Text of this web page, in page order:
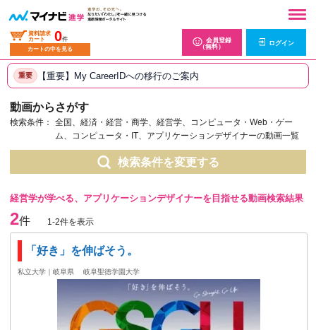
資料請求
カート
0件
カートの中を見る
会員登録
（無料）
ログイン
重要 【重要】My CareerIDへの移行のご案内
動画からさがす
検索条件：
全国、経済・経営・商学、経営学、コンピュータ・Web・ゲー
ム、コンピュータ・IT、アプリケーションデザイナーの動画一覧
検索条件を変更する
経営学が学べる、アプリケーションデザイナーを目指せる動画検索結果
2件 1-2件を表示
「好き」を伸ばそう。
私立大学｜岐阜県 岐阜聖徳学園大学